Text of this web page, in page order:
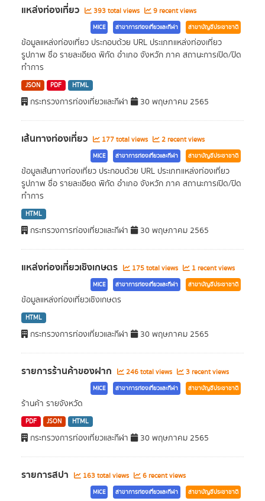
แหล่งท่องเที่ยว 393 total views 9 recent views
MICE สาขาการท่องเที่ยวและกีฬา สาขาบัญชีประชาชาติ
ข้อมูลแหล่งท่องเที่ยว ประกอบด้วย URL ประเภทแหล่งท่องเที่ยว
รูปภาพ ชื่อ รายละเอียด พิกัด อำเภอ จังหวัก ภาค สถานะการเปิด/ปิด
ทำการ
JSON PDF HTML
กระทรวงการท่องเที่ยวและกีฬา 30 พฤษภาคม 2565
เส้นทางท่องเที่ยว 177 total views 2 recent views
MICE สาขาการท่องเที่ยวและกีฬา สาขาบัญชีประชาชาติ
ข้อมูลเส้นทางท่องเที่ยว ประกอบด้วย URL ประเภทแหล่งท่องเที่ยว
รูปภาพ ชื่อ รายละเอียด พิกัด อำเภอ จังหวัก ภาค สถานะการเปิด/ปิด
ทำการ
HTML
กระทรวงการท่องเที่ยวและกีฬา 30 พฤษภาคม 2565
แหล่งท่องเที่ยวเชิงเกษตร 175 total views 1 recent views
MICE สาขาการท่องเที่ยวและกีฬา สาขาบัญชีประชาชาติ
ข้อมูลแหล่งท่องเที่ยวเชิงเกษตร
HTML
กระทรวงการท่องเที่ยวและกีฬา 30 พฤษภาคม 2565
รายการร้านค้าของฝาก 246 total views 3 recent views
MICE สาขาการท่องเที่ยวและกีฬา สาขาบัญชีประชาชาติ
ร้านค้า รายจังหวัด
PDF JSON HTML
กระทรวงการท่องเที่ยวและกีฬา 30 พฤษภาคม 2565
รายการสปา 163 total views 6 recent views
MICE สาขาการท่องเที่ยวและกีฬา สาขาบัญชีประชาชาติ